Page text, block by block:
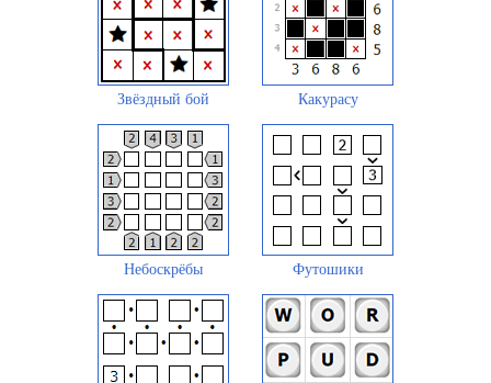
Звёздный бой Какурасу
Небоскрёбы Футошики